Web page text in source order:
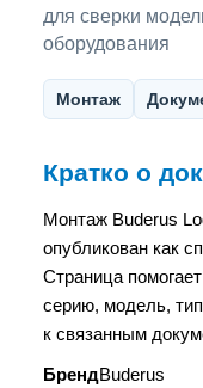
для сверки
оборудования
Монтаж
Кратко о
Монтаж Buderus
опубликован как
Страница
серию, модель,
к связанным
БрендBuderus